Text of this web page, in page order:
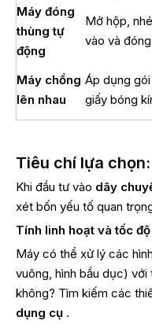
Máy đóng
thùng tự
động
Mở hộp,
vào và
Máy chồng
lên nhau
Áp dụng
giấy bóng
Tiêu chí lựa
Khi đầu tư vào dây
xét bốn yếu tố quan
Tính linh hoạt và tốc
Máy có thể xử lý các
vuông, hình bầu dục)
không? Tìm kiếm các
dụng cụ .